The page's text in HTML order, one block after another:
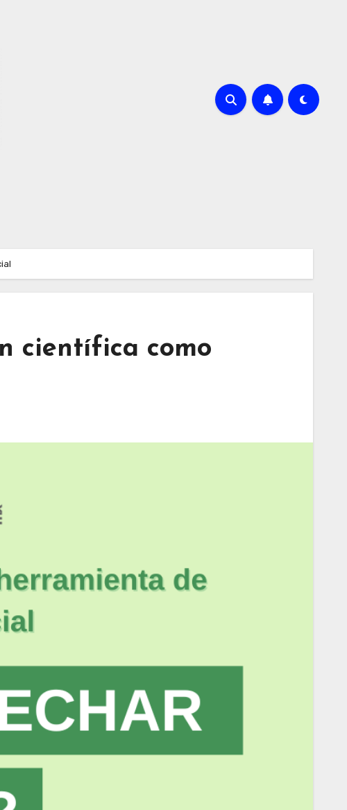
científica como